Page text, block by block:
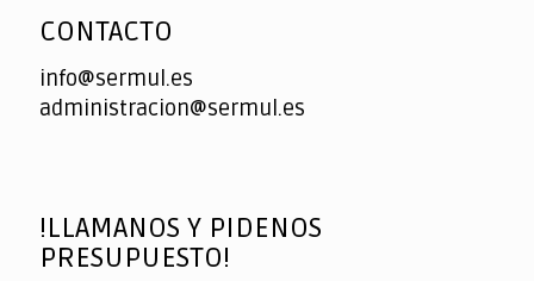
CONTACTO
info@sermul.es
administracion@sermul.es
!LLAMANOS Y PIDENOS
PRESUPUESTO!